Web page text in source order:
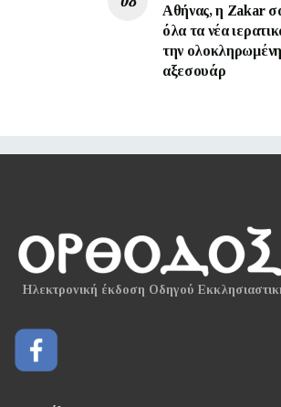
Αθήνας, η Zakar
όλα τα νέα
την
αξεσουάρ
Ηλεκτρονική έκδοση Οδηγού